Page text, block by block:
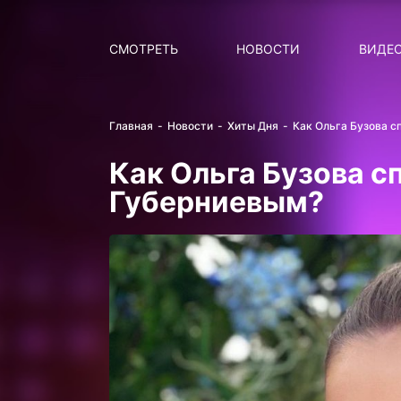
СМОТРЕТЬ НОВОСТИ
Главная Новости Хиты Дня Как Ольга Бузова
Как Ольга Бузова
Губерниевым?